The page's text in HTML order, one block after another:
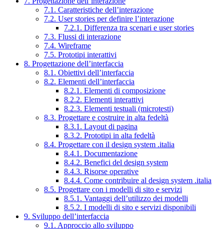
7.1. Caratteristiche dell’interazione
7.2. User stories per definire l’interazione
7.2.1. Differenza tra scenari e user stories
7.3. Flussi di interazione
7.4. Wireframe
7.5. Prototipi interattivi
8. Progettazione dell’interfaccia
8.1. Obiettivi dell’interfaccia
8.2. Elementi dell’interfaccia
8.2.1. Elementi di composizione
8.2.2. Elementi interattivi
8.2.3. Elementi testuali (microtesti)
8.3. Progettare e costruire in alta fedeltà
8.3.1. Layout di pagina
8.3.2. Prototipi in alta fedeltà
8.4. Progettare con il design system .italia
8.4.1. Documentazione
8.4.2. Benefici del design system
8.4.3. Risorse operative
8.4.4. Come contribuire al design system .italia
8.5. Progettare con i modelli di sito e servizi
8.5.1. Vantaggi dell’utilizzo dei modelli
8.5.2. I modelli di sito e servizi disponibili
9. Sviluppo dell’interfaccia
9.1. Approccio allo sviluppo